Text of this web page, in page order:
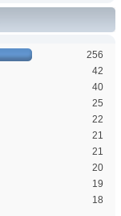
256
42
40
25
22
21
21
20
19
18